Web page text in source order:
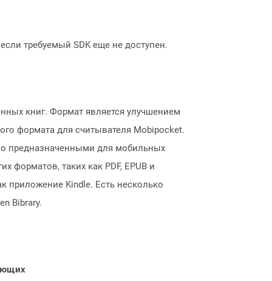
требуемый SDK еще не доступен.
книг. Формат является улучшением
формата для считывателя Mobipocket.
предназначенными для мобильных
форматов, таких как PDF, EPUB и
приложение Kindle. Есть несколько
Bibrary.